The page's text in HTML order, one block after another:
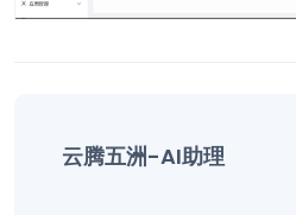
云腾五洲-AI助理